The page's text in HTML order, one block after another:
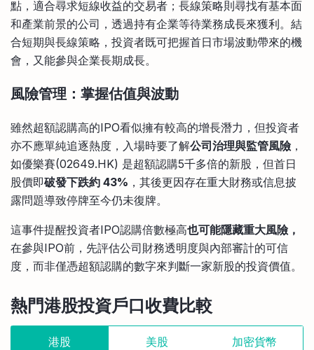
點，適合尋求短線收益的交易者；長線策略則尋找有基本面
和產業前景的公司，透過持有企業等待業務成長來獲利。結
合短期與長線策略，投資者既可把握首日市場波動帶來的機
會，又能參與企業長期成長。
風險管理：掌握估值與波動
雖然超額認購高的IPO看似擁有較高的增長潛力，但投資者
亦不應單純追逐熱度，入場時要了解公司治理與監管風險 ，
如優樂賽(02649.HK) 是超額認購5千多倍的新股，但首日
股價即破發下跌約 43% ，其後更因存在重大財務或信息披
露問題導致停牌至今仍未復牌。
這事件提醒投資者IPO認購倍數極高也可能隱藏重大風險，
在參與IPO前，先評估公司財務透明度與內部審計的可信
度，而非僅憑超額認購的數字來判斷一家新股的投資價值。
熱門港股投資戶口收費比較
港股 美股 加密貨幣